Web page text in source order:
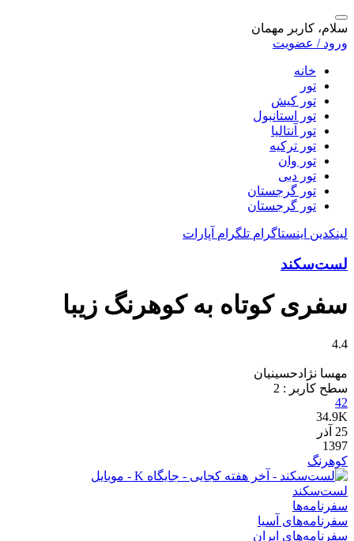
سلام، کاربر مهمان
ورود / عضویت
خانه
تور
تور کیش
تور استانبول
تور آنتالیا
تور ترکیه
تور وان
تور دبی
تور گرجستان
تور گرجستان
لینکدین اینستاگرام تلگرام آپارات
لست‌سکند
سفری کوتاه به کوهرنگ زیبا
4.4
مهسا نژادحسینیان
سطح کاربر : 2
42
34.9K
25 آذر
1397
کوهرنگ
لست‌سکند
سفرنامه‌ها
سفرنامه‌های آسیا
سفرنامه‌های ایران